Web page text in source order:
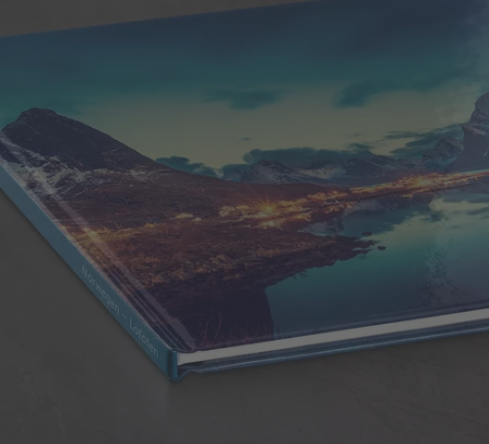
Trde platnice
Zahvaljujoč tej vrsti vezave se vaša fotoknjiga
odlično prilega klasičnim knjigam na polici! Trda
vezava je trpežna in oblikujete jo lahko tako, kot
ste si zamislili!